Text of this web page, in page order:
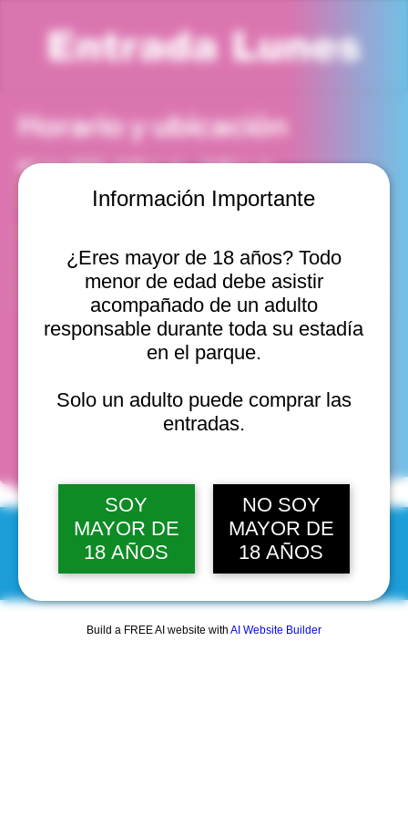
Información Importante
¿Eres mayor de 18 años? Todo
menor de edad debe asistir
acompañado de un adulto
responsable durante toda su estadía
en el parque.
Solo un adulto puede comprar las
entradas.
SOY
MAYOR DE
18 AÑOS
NO SOY
MAYOR DE
18 AÑOS
Build a FREE AI website with AI Website Builder
Entrada Lunes
Horario y ubicación
01 jun 2026, 4:00 p. m. – 5:00 p. m.
Viña del Mar, Cam. Internacional 2440, Viña del Mar,
Valparaíso, Chile
lun, 10 ago, 10:00 a. m.
lun, 10 ago, 11:00 a. m.
lun, 10 ago, 12:00 p. m.
Ver 20
fechas
© 2025 by Scantastic.